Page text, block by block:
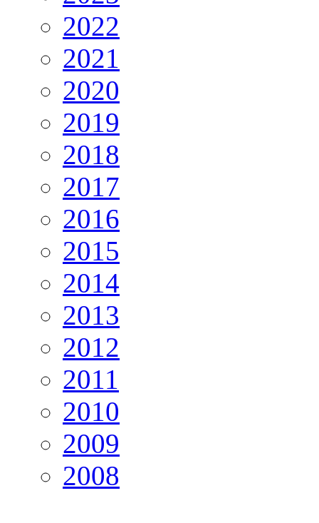
2022
2021
2020
2019
2018
2017
2016
2015
2014
2013
2012
2011
2010
2009
2008